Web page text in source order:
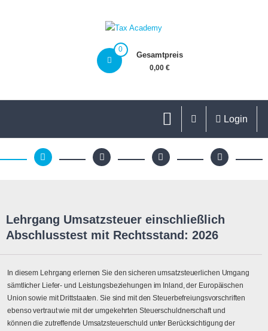
0
Gesamtpreis
0,00 €
Login
Lehrgang Umsatzsteuer einschließlich
Abschlusstest mit Rechtsstand: 2026
In diesem Lehrgang erlernen Sie den sicheren umsatzsteuerlichen Umgang
sämtlicher Liefer- und Leistungsbeziehungen im Inland, der Europäischen
Union sowie mit Drittstaaten. Sie sind mit den Steuerbefreiungsvorschriften
ebenso vertraut wie mit der umgekehrten Steuerschuldnerschaft und
können die zutreffende Umsatzsteuerschuld unter Berücksichtigung der